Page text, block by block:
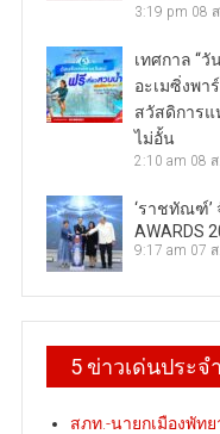
3:19 pm 08
เทศกาล “
อะเมซิ่งพา
สวัสดิการแ
ไม่อั้น
2:10 am 08
‘ราชทัณฑ์’
AWARDS
9:17 am 07
5 ข่าวเด่นประจ
สภท.-นายกเมืองพัท